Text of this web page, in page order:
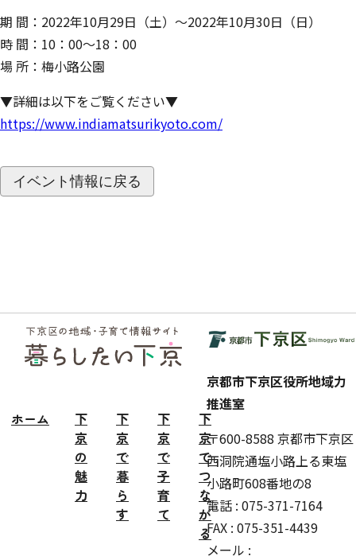
期 間：2022年10月29日（土）～2022年10月30日（日）
時 間：10：00～18：00
場 所：梅小路公園
▼詳細は以下をご覧ください▼
https://www.indiamatsurikyoto.com/
イベント情報に戻る
フッ
ター
ホーム
下
京
の
魅
力
下
京
で
暮
ら
す
下
京
で
子
育
て
下
京
で
つ
な
が
る
京都市下京区役所地域力
推進室
〒600-8588 京都市下京区
西洞院通塩小路上る東塩
小路町608番地の8
電話 : 075-371-7164
FAX : 075-351-4439
メール :